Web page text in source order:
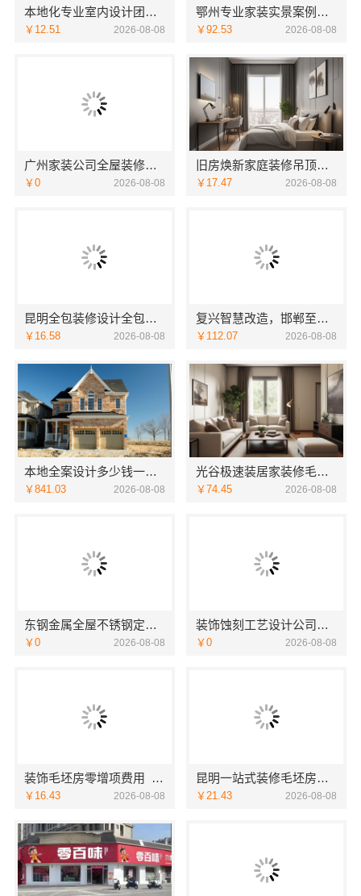
本地化专业室内设计团队省心，嘉兴绿色之家建材科技全程托管
￥12.51 2026-08-08
鄂州专业家装实景案例，湖北百年米莱空间美学装饰材料有限公司
￥92.53 2026-08-08
广州家装公司全屋装修选精匠饰家，全铝家居环保零甲醛
￥0 2026-08-08
旧房焕新家庭装修吊顶造型，海南万赢饰家新型建筑材料有限公司美学设计
￥17.47 2026-08-08
昆明全包装修设计全包价格，云南至高新型建材有限公司
￥16.58 2026-08-08
复兴智慧改造，邯郸至臻全宅新材料有限公司赋能居住新体验
￥112.07 2026-08-08
本地全案设计多少钱一平售后无忧湖南创益讯建筑有限公司
￥841.03 2026-08-08
光谷极速装居家装修毛坯房｜本地快装（湖北）科技有限公司全屋定制整装方案
￥74.45 2026-08-08
东钢金属全屋不锈钢定制生产商本地江苏东钢金属科技有限公司
￥0 2026-08-08
装饰蚀刻工艺设计公司，华居不锈钢特色优
￥0 2026-08-08
装饰毛坯房零增项费用_苏州兔哥哥智装新材料
￥16.43 2026-08-08
昆明一站式装修毛坯房，认准云南至高新型建材有限公司
￥21.43 2026-08-08